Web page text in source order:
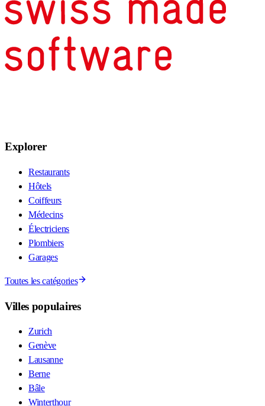
Explorer
Restaurants
Hôtels
Coiffeurs
Médecins
Électriciens
Plombiers
Garages
Toutes les catégories
Villes populaires
Zurich
Genève
Lausanne
Berne
Bâle
Winterthour